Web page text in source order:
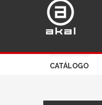
CATÁLOGO